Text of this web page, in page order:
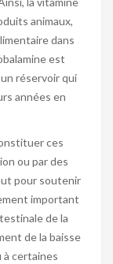
animaux,
dans
est
réservoir qui
années en
ces
ou par des
pour soutenir
important
de la
de la baisse
à certaines